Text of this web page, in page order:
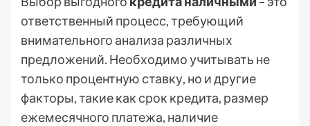
ответственный процесс, требующий
внимательного анализа различных
предложений. Необходимо учитывать не
только процентную ставку, но и другие
факторы, такие как срок кредита, размер
ежемесячного платежа, наличие